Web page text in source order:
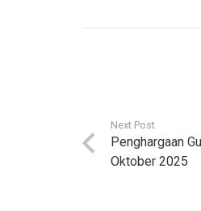
Next Post
Penghargaan
Oktober 2025